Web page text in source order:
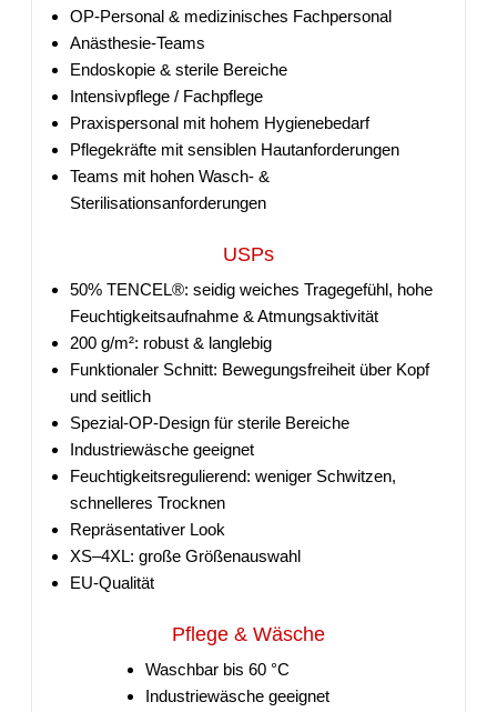
OP-Personal & medizinisches Fachpersonal
Anästhesie-Teams
Endoskopie & sterile Bereiche
Intensivpflege / Fachpflege
Praxispersonal mit hohem Hygienebedarf
Pflegekräfte mit sensiblen Hautanforderungen
Teams mit hohen Wasch- &
Sterilisationsanforderungen
USPs
50% TENCEL®: seidig weiches Tragegefühl, hohe
Feuchtigkeitsaufnahme & Atmungsaktivität
200 g/m²: robust & langlebig
Funktionaler Schnitt: Bewegungsfreiheit über Kopf
und seitlich
Spezial-OP-Design für sterile Bereiche
Industriewäsche geeignet
Feuchtigkeitsregulierend: weniger Schwitzen,
schnelleres Trocknen
Repräsentativer Look
XS–4XL: große Größenauswahl
EU-Qualität
Pflege & Wäsche
Waschbar bis 60 °C
Industriewäsche geeignet